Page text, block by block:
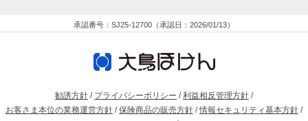
承認番号：SJ25-12700（承認日：2026/01/13）
勧誘方針 / プライバシーポリシー / 利益相反管理方針 /
お客さま本位の業務運営方針 / 保険商品の販売方針 / 情報セキュリティ基本方針 /